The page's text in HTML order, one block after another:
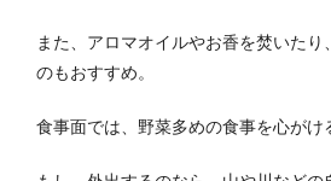
また、アロマオイルやお香を焚いたり
のもおすすめ。
食事面では、野菜多めの食事を心がけ